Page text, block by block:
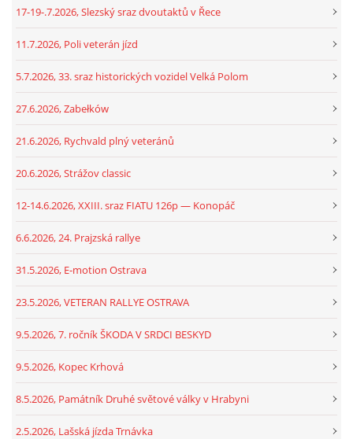
17-19-.7.2026, Slezský sraz dvoutaktů v Řece
11.7.2026, Poli veterán jízd
5.7.2026, 33. sraz historických vozidel Velká Polom
27.6.2026, Zabełków
21.6.2026, Rychvald plný veteránů
20.6.2026, Strážov classic
12-14.6.2026, XXIII. sraz FIATU 126p — Konopáč
6.6.2026, 24. Prajzská rallye
31.5.2026, E-motion Ostrava
23.5.2026, VETERAN RALLYE OSTRAVA
9.5.2026, 7. ročník ŠKODA V SRDCI BESKYD
9.5.2026, Kopec Krhová
8.5.2026, Památník Druhé světové války v Hrabyni
2.5.2026, Lašská jízda Trnávka